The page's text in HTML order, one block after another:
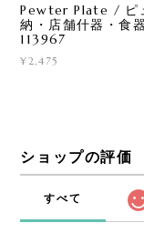
Pewter Plate / ピ
納・店舗什器・食
113967
¥2,475
ショップの評価
すべて